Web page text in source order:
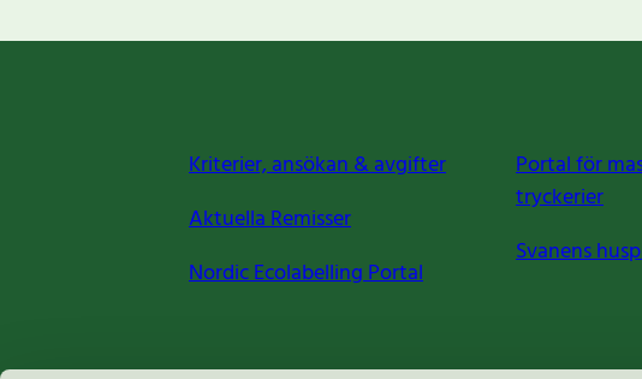
Kriterier, ansökan & avgifter
Aktuella Remisser
Nordic Ecolabelling Portal
Portal för
tryckerier
Svanens